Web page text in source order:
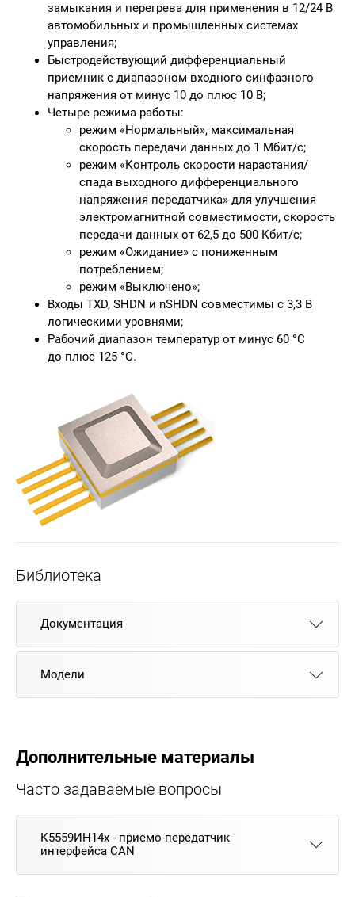
замыкания и перегрева для применения в 12/24 В
автомобильных и промышленных системах
управления;
Быстродействующий дифференциальный
приемник с диапазоном входного синфазного
напряжения от минус 10 до плюс 10 В;
Четыре режима работы:
режим «Нормальный», максимальная
скорость передачи данных до 1 Мбит/с;
режим «Контроль скорости нарастания/
спада выходного дифференциального
напряжения передатчика» для улучшения
электромагнитной совместимости, скорость
передачи данных от 62,5 до 500 Кбит/с;
режим «Ожидание» с пониженным
потреблением;
режим «Выключено»;
Входы TXD, SHDN и nSHDN совместимы с 3,3 В
логическими уровнями;
Рабочий диапазон температур от минус 60 °С
до плюс 125 °C.
Библиотека
Документация
Модели
Дополнительные материалы
Часто задаваемые вопросы
К5559ИН14х - приемо-передатчик
интерфейса CAN